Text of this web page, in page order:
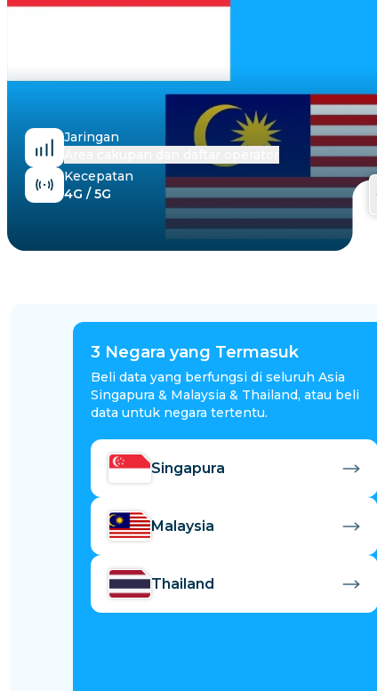
Jaringan
Kecepatan
4G / 5G
3 Negara yang Termasuk
Beli data yang berfungsi di seluruh Asia
Singapura & Malaysia & Thailand, atau beli
data untuk negara tertentu.
Singapura
Malaysia
Thailand